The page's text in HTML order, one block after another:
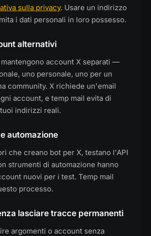
sulla privacy. Usare un indirizzo
i dati personali in loro possesso.
alternativi
account X separati —
uno personale, uno per un
community. X richiede un'email
account, e temp mail evita di
indirizzi reali.
automazione
che creano bot per X, testano l'API
strumenti di automazione hanno
nuovi per i test. Temp mail
processo.
lasciare tracce permanenti
argomenti o account senza